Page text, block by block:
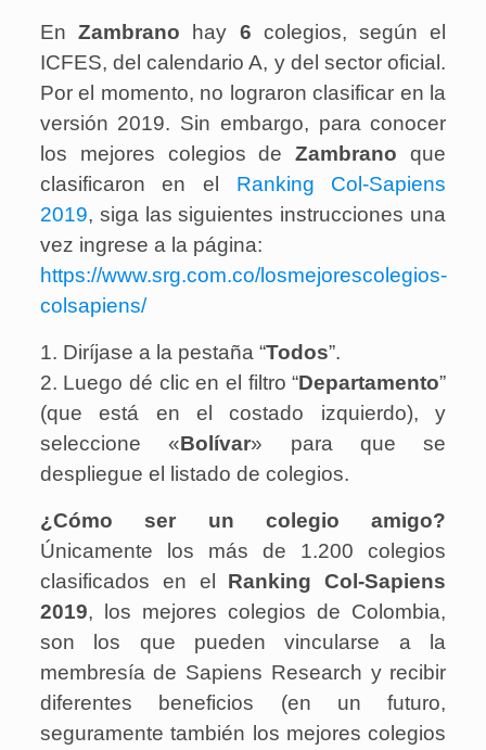
EnZambrano hay 6 colegios, según el
ICFES, del calendario A, y del sector oficial.
Por el momento, no lograron clasificar en la
versión 2019. Sin embargo, para conocer
los mejores colegios deZambrano
que
clasificaron en el Ranking Col-Sapiens
2019, siga las siguientes instrucciones una
vez ingrese a la página:
https://www.srg.com.co/losmejorescolegios-
colsapiens/
1. Diríjase a la pestaña “Todos”.
2. Luego dé clic en el filtro “Departamento”
(que está en el costado izquierdo), y
seleccione «Bolívar» para que se
despliegue el listado de colegios.
¿Cómo ser un colegio amigo?
Únicamente los más de 1.200 colegios
clasificados en el Ranking Col-Sapiens
2019, los mejores colegios de Colombia,
son los que pueden vincularse a la
membresía de Sapiens Research y recibir
diferentes beneficios (en un futuro,
seguramente también los mejores colegios